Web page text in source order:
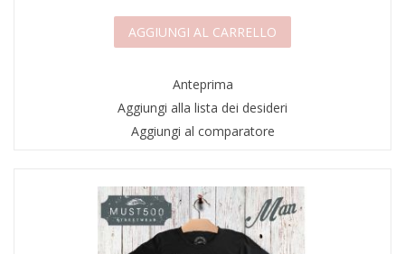
AGGIUNGI AL CARRELLO
Anteprima
Aggiungi alla lista dei desideri
Aggiungi al comparatore